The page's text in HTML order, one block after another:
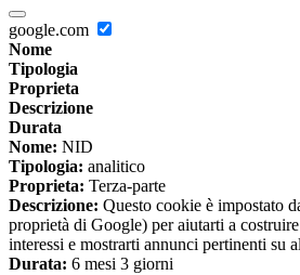
google.com
Nome
Tipologia
Proprieta
Descrizione
Durata
Nome: NID
Tipologia: analitico
Proprieta: Terza-parte
Descrizione: Questo cookie è impostato
proprietà di Google) per aiutarti a
interessi e mostrarti annunci pertinenti su
Durata: 6 mesi 3 giorni